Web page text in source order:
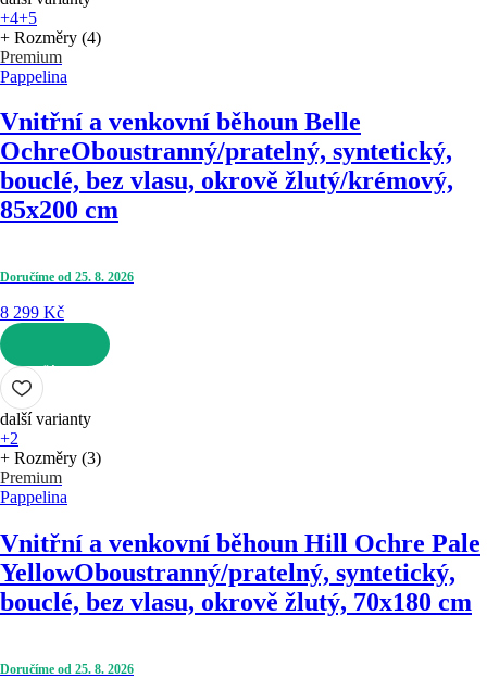
+4+5
+ Rozměry (4)
Premium
Pappelina
Vnitřní a venkovní běhoun Belle
OchreOboustranný/pratelný, syntetický,
bouclé, bez vlasu, okrově žlutý/krémový,
85x200 cm
Doručíme od 25. 8. 2026
8 299 Kč
DO KOŠÍKU
další varianty
+2
+ Rozměry (3)
Premium
Pappelina
Vnitřní a venkovní běhoun Hill Ochre Pale
YellowOboustranný/pratelný, syntetický,
bouclé, bez vlasu, okrově žlutý, 70x180 cm
Doručíme od 25. 8. 2026